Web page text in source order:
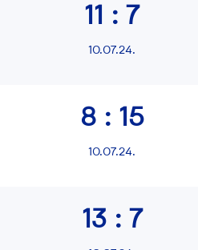
11 : 7
10.07.24.
8 : 15
10.07.24.
13 : 7